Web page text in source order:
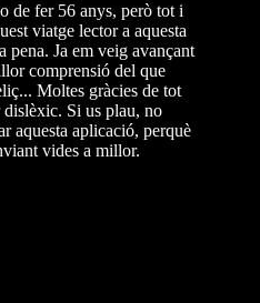
de fer 56 anys, però tot i
viatge lector a aquesta
pena. Ja em veig avançant
comprensió del que
Moltes gràcies de tot
dislèxic. Si us plau, no
aquesta aplicació, perquè
vides a millor.